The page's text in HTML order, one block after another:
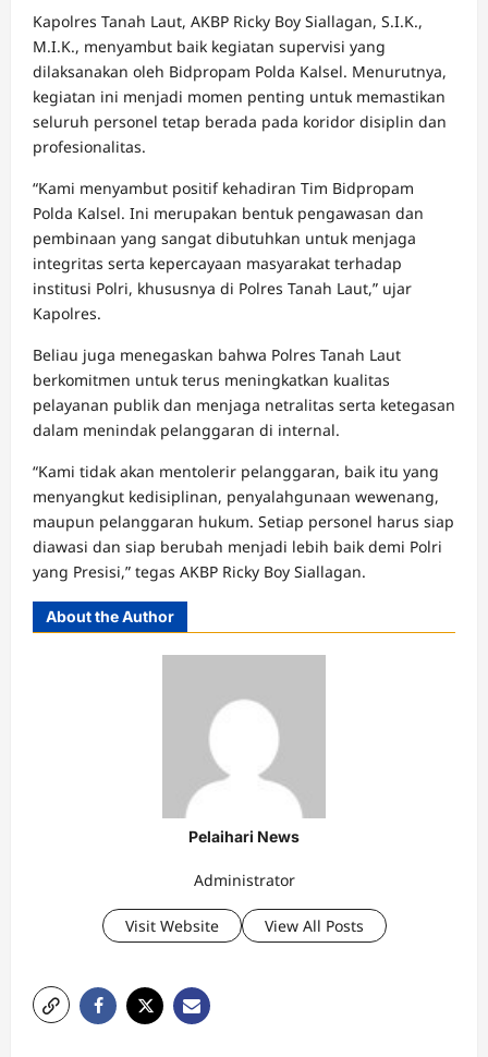
Kapolres Tanah Laut, AKBP Ricky Boy Siallagan, S.I.K.,
M.I.K., menyambut baik kegiatan supervisi yang
dilaksanakan oleh Bidpropam Polda Kalsel. Menurutnya,
kegiatan ini menjadi momen penting untuk memastikan
seluruh personel tetap berada pada koridor disiplin dan
profesionalitas.
“Kami menyambut positif kehadiran Tim Bidpropam
Polda Kalsel. Ini merupakan bentuk pengawasan dan
pembinaan yang sangat dibutuhkan untuk menjaga
integritas serta kepercayaan masyarakat terhadap
institusi Polri, khususnya di Polres Tanah Laut,” ujar
Kapolres.
Beliau juga menegaskan bahwa Polres Tanah Laut
berkomitmen untuk terus meningkatkan kualitas
pelayanan publik dan menjaga netralitas serta ketegasan
dalam menindak pelanggaran di internal.
“Kami tidak akan mentolerir pelanggaran, baik itu yang
menyangkut kedisiplinan, penyalahgunaan wewenang,
maupun pelanggaran hukum. Setiap personel harus siap
diawasi dan siap berubah menjadi lebih baik demi Polri
yang Presisi,” tegas AKBP Ricky Boy Siallagan.
About the Author
Pelaihari News
Administrator
Visit Website View All Posts